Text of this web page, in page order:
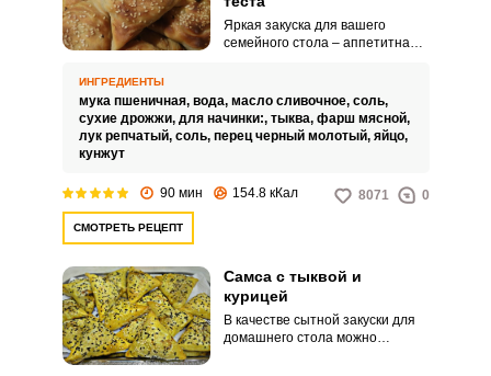
Яркая закуска для вашего
семейного стола – аппетитная
с хрустящей корочкой и сочной
питательной начинкой.
ИНГРЕДИЕНТЫ
мука пшеничная, вода, масло сливочное, соль,
сухие дрожжи, для начинки:, тыква, фарш мясной,
лук репчатый, соль, перец черный молотый, яйцо,
кунжут
90 мин 154.8 кКал 8071 0
СМОТРЕТЬ РЕЦЕПТ
Самса с тыквой и
курицей
В качестве сытной закуски для
домашнего стола можно